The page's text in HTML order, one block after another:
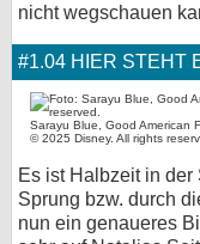
nicht wegschauen
#1.04 HIER STEHT
Sarayu Blue, Good American
© 2025 Disney. All rights
Es ist Halbzeit in
Sprung bzw. durch
nun ein genaueres